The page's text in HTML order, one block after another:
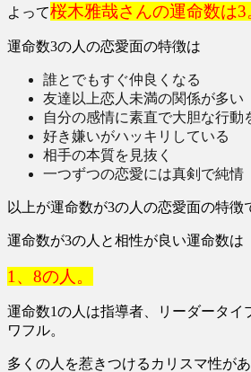
よって桜木雅哉さんの運命数は3
運命数3の人の恋愛面の特徴は
誰とでもすぐ仲良くなる
友達以上恋人未満の関係が多い
自分の感情に素直で大胆な行動
好き嫌いがハッキリしている
相手の本質を見抜く
一つずつの恋愛には真剣で純情
以上が運命数が3の人の恋愛面の特徴
運命数が3の人と相性が良い運命数は
1、8の人。
運命数1の人は指導者、リーダータイ
ワフル。
多くの人を惹きつけるカリスマ性があ